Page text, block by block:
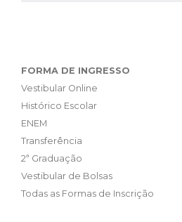
FORMA DE INGRESSO
Vestibular Online
Histórico Escolar
ENEM
Transferência
2ª Graduação
Vestibular de Bolsas
Todas as Formas de Inscrição